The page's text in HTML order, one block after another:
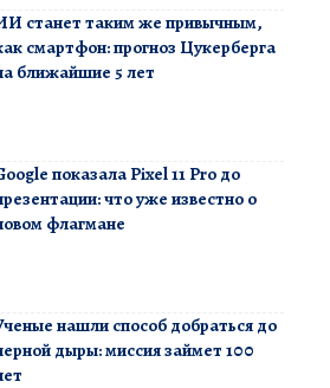
станет таким же привычным,
смартфон: прогноз Цукерберга
ближайшие 5 лет
показала Pixel 11 Pro до
что уже известно о
флагмане
нашли способ добраться до
дыры: миссия займет 100